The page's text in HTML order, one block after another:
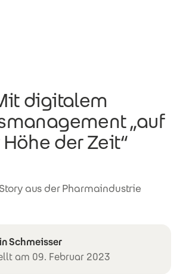
digitalem
„auf
der Zeit“
aus der Pharmaindustrie
Schmeisser
am 09. Februar 2023